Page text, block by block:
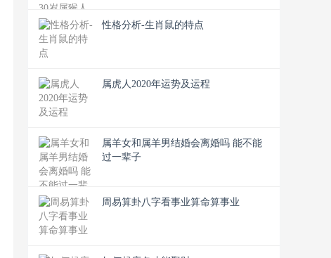
性格分析-生肖鼠的特点
属虎人2020年运势及运程
属羊女和属羊男结婚会离婚吗 能不能
过一辈子
周易算卦八字看事业算命算事业